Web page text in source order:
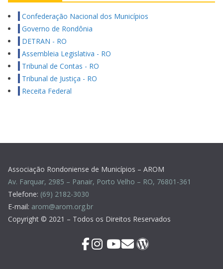
Confederação Nacional dos Municípios
Governo de Rondônia
DETRAN - RO
Assembleia Legislativa - RO
Tribunal de Contas - RO
Tribunal de Justiça - RO
Receita Federal
Associação Rondoniense de Municípios – AROM
Av. Farquar, 2985 – Panair, Porto Velho – RO, 76801-361
Telefone: (69) 2182-3030
E-mail: arom@arom.org.br
Copyright © 2021 – Todos os Direitos Reservados